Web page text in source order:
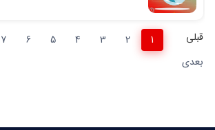
قبلی 1
2
3
4
5
6
7
بعدی